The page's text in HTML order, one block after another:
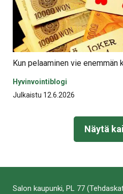
Kun pelaaminen vie enemmän
Hyvinvointiblogi
Julkaistu 12.6.2026
Näytä
Salon kaupunki, PL 77